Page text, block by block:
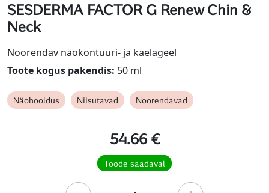
SESDERMA FACTOR G Renew Chin &
Neck
Noorendav näokontuuri- ja kaelageel
Toote kogus pakendis: 50 ml
Näohooldus Niisutavad Noorendavad
54.66 €
Toode saadaval